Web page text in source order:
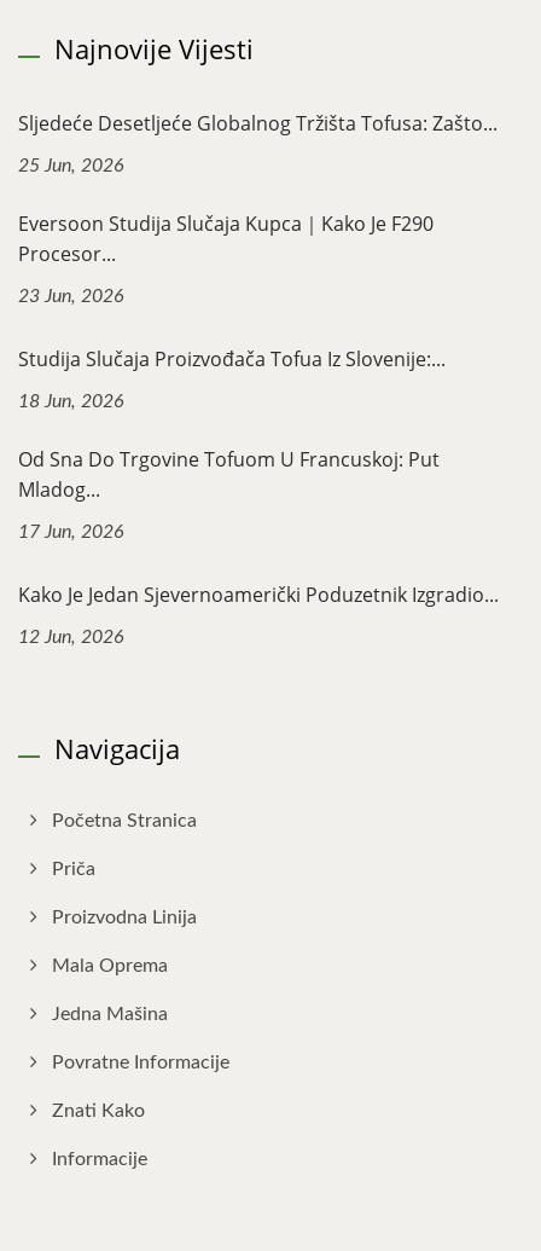
Najnovije Vijesti
Sljedeće Desetljeće Globalnog Tržišta Tofusa: Zašto...
25 Jun, 2026
Eversoon Studija Slučaja Kupca｜Kako Je F290
Procesor...
23 Jun, 2026
Studija Slučaja Proizvođača Tofua Iz Slovenije:...
18 Jun, 2026
Od Sna Do Trgovine Tofuom U Francuskoj: Put
Mladog...
17 Jun, 2026
Kako Je Jedan Sjevernoamerički Poduzetnik Izgradio...
12 Jun, 2026
Navigacija
Početna Stranica
Priča
Proizvodna Linija
Mala Oprema
Jedna Mašina
Povratne Informacije
Znati Kako
Informacije